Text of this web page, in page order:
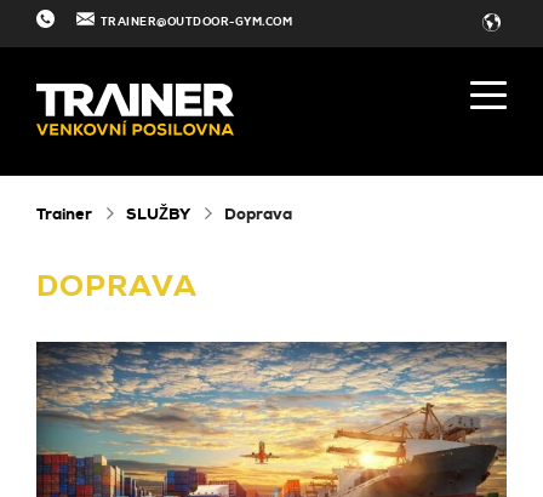
TRAINER@OUTDOOR-GYM.COM
Trainer SLUŽBY Doprava
DOPRAVA